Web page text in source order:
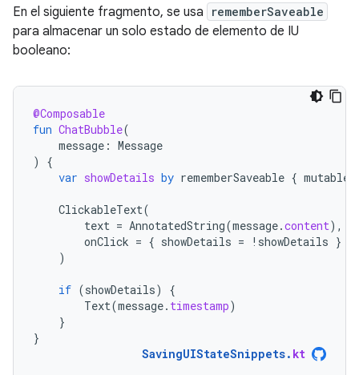
En el siguiente fragmento, se usa
rememberSaveable
para almacenar un solo estado de elemento de IU
booleano:
@Composable
fun ChatBubble(
message : Message
)
{
var showDetails by rememberSaveable {
ClickableText(
text = AnnotatedString(message.content),
onClick = { showDetails = ! showDetails }
)
if (showDetails)
{
Text(message. timestamp)
}
}
SavingUIStateSnippets. kt